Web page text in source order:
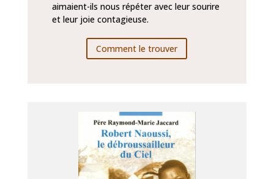
aimaient-ils nous répéter avec leur sourire
et leur joie contagieuse.
Comment le trouver